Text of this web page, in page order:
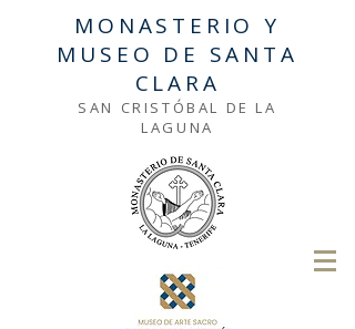
MONASTERIO Y
MUSEO DE SANTA
CLARA
SAN CRISTÓBAL DE LA
LAGUNA